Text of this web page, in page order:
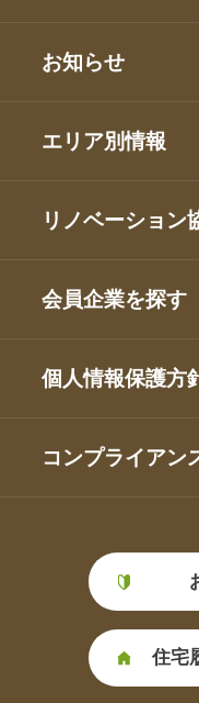
お知らせ
エリア別情報
リノベーション
会員企業を探す
個人情報保護方
コンプライアン
住宅